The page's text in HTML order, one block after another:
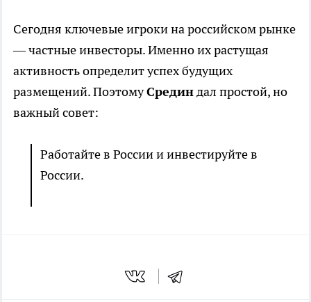
Сегодня ключевые игроки на российском рынке
— частные инвесторы. Именно их растущая
активность определит успех будущих
размещений. ПоэтомуСрединдал простой, но
важный совет:
Работайте в России и инвестируйте в
России.